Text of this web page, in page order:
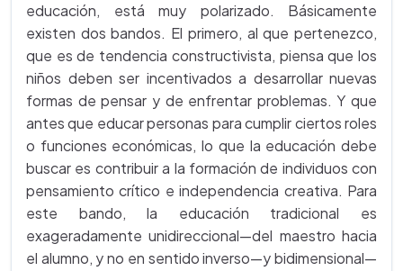
educación, está muy polarizado. Básicamente
existen dos bandos. El primero, al que pertenezco,
que es de tendencia constructivista, piensa que los
niños deben ser incentivados a desarrollar nuevas
formas de pensar y de enfrentar problemas. Y que
antes que educar personas para cumplir ciertos roles
o funciones económicas, lo que la educación debe
buscar es contribuir a la formación de individuos con
pensamiento crítico e independencia creativa. Para
este bando, la educación tradicional es
exageradamente unidireccional—del maestro hacia
el alumno, y no en sentido inverso—y bidimensional—